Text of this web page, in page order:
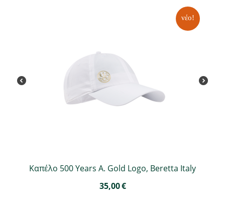
νέο!
Καπέλο 500 Years A. Gold Logo, Beretta Italy
35,00€